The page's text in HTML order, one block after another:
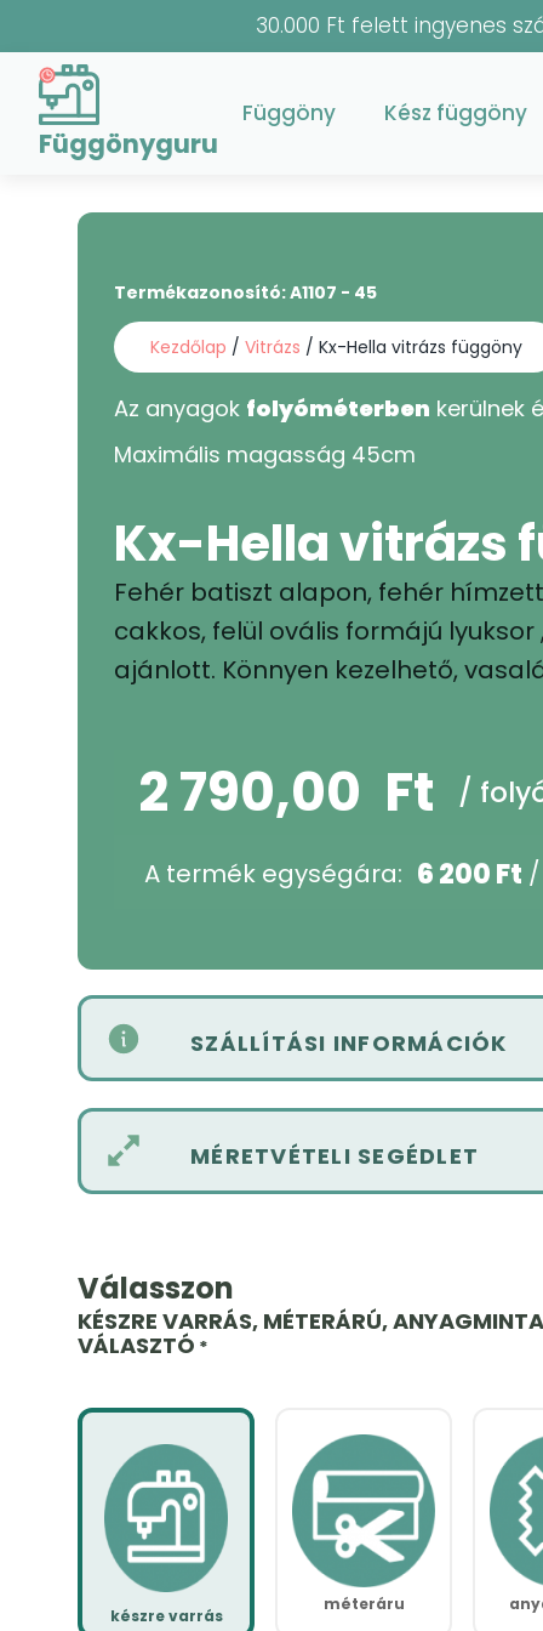
30.000 Ft felett ingyenes
Függönyguru
Függöny Kész függöny
Termékazonosító:A1107 - 45
Kezdőlap / Vitrázs / Kx-Hella vitrázs függöny
Az anyagok folyóméterben kerülnek
Maximális magasság 45cm
Kx-Hella vitrázs
Fehér batiszt alapon, fehér
cakkos, felül ovális formájú
ajánlott. Könnyen kezelhető,
2 790,00 Ft /
A termék egységára: 6 200Ft
SZÁLLÍTÁSI INFORMÁCIÓK
MÉRETVÉTELI SEGÉDLET
Válasszon
KÉSZRE VARRÁS, MÉTERÁRÚ, ANYAGMINTA
VÁLASZTÓ *
készre varrás
méteráru